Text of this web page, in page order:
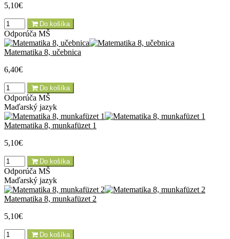
5,10€
Do košíka
Odporúča MŠ
Matematika 8, učebnica
6,40€
Do košíka
Odporúča MŠ
Maďarský jazyk
Matematika 8, munkafüzet 1
5,10€
Do košíka
Odporúča MŠ
Maďarský jazyk
Matematika 8, munkafüzet 2
5,10€
Do košíka